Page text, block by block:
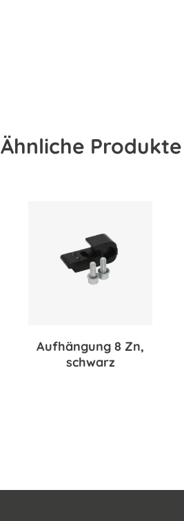
Ähnliche Produkte
Aufhängung 8 Zn,
schwarz